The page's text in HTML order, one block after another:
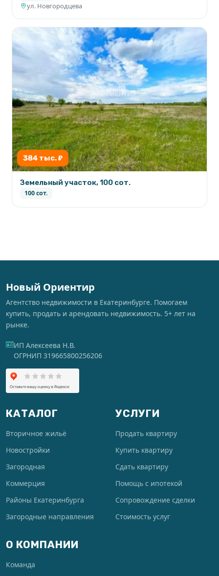
ул. Новгородцева
384 тыс. ₽
Земельный участок, 100 сот.
100 сот.
Новый Ориентир
Агентство недвижимости в Екатеринбурге. Помогаем
купить, продать и арендовать недвижимость. 5+ лет на
рынке.
ИП Алексеева Н.В.
ОГРНИП 319665800256206
КАТАЛОГ
Вторичное жильё
Новостройки
Загородная
Коммерция
Районы Екатеринбурга
Загородные направления
УСЛУГИ
Продать квартиру
Купить квартиру
Сдать квартиру
Помощь с ипотекой
Сопровождение сделки
Стоимость услуг
О КОМПАНИИ
Команда